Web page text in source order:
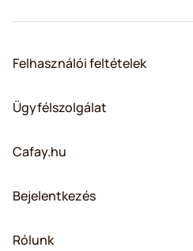
Felhasználói feltételek
Ügyfélszolgálat
Cafay.hu
Bejelentkezés
Rólunk